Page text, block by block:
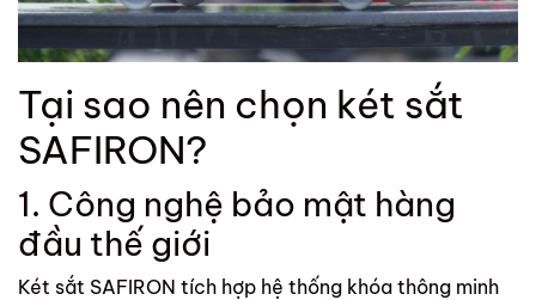
Tại sao nên chọn két sắt
SAFIRON?
1. Công nghệ bảo mật hàng
đầu thế giới
Két sắt SAFIRON tích hợp hệ thống khóa thông minh